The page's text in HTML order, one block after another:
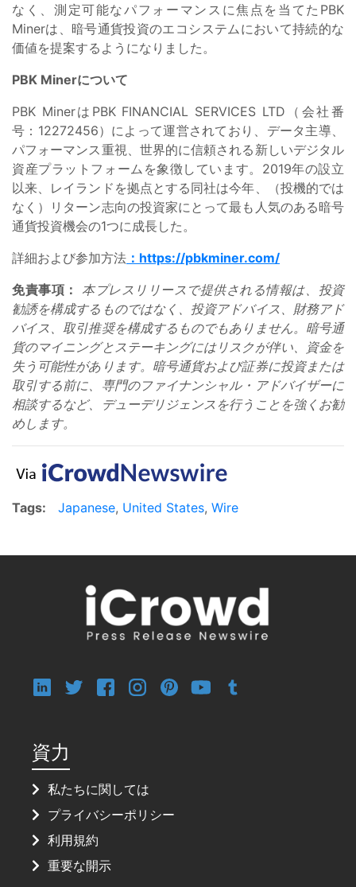
なく、測定可能なパフォーマンスに焦点を当てたPBK
Minerは、暗号通貨投資のエコシステムにおいて持続的な
価値を提案するようになりました。
PBK Minerについて
PBK MinerはPBK FINANCIAL SERVICES LTD（会社番
号：12272456）によって運営されており、データ主導、
パフォーマンス重視、世界的に信頼される新しいデジタル
資産プラットフォームを象徴しています。2019年の設立
以来、レイランドを拠点とする同社は今年、（投機的では
なく）リターン志向の投資家にとって最も人気のある暗号
通貨投資機会の1つに成長した。
詳細および参加方法 ：https://pbkminer.com/
免責事項：
本プレスリリースで提供される情報は、投資
勧誘を構成するものではなく、投資アドバイス、財務アド
バイス、取引推奨を構成するものでもありません。暗号通
貨のマイニングとステーキングにはリスクが伴い、資金を
失う可能性があります。暗号通貨および証券に投資または
取引する前に、専門のファイナンシャル・アドバイザーに
相談するなど、デューデリジェンスを行うことを強くお勧
めします。
Tags: Japanese, United States, Wire
資力
私たちに関しては
プライバシーポリシー
利用規約
重要な開示